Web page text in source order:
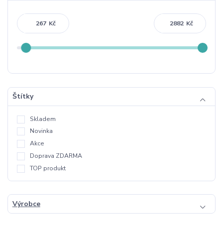
Kč Kč
Štítky
Skladem
Novinka
Akce
Doprava ZDARMA
TOP produkt
Výrobce